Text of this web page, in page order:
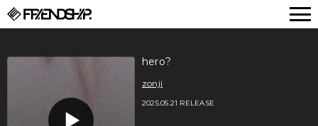
hero?
zonji
2025.05.21 RELEASE